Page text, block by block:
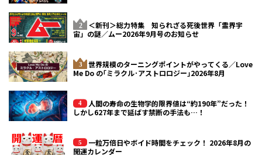
＜新刊＞総力特集 知られざる死後世界「霊界宇
宙」の謎／ムー2026年9月号のお知らせ
世界規模のターニングポイントがやってくる／Love
Me Do の｢ミラクル･アストロロジー｣2026年8月
人間の寿命の生物学的限界値は“約190年”だった！
しかし627年まで延ばす禁断の手法も…！
一粒万倍日やボイド時間をチェック！ 2026年8月の
開運カレンダー